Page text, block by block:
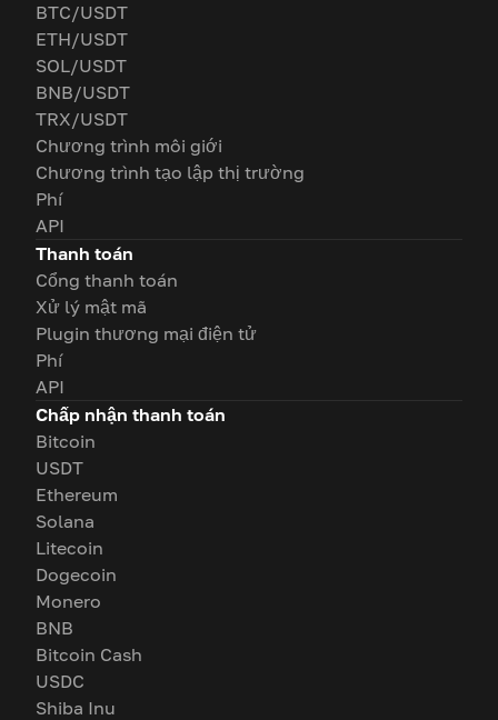
BTC/USDT
ETH/USDT
SOL/USDT
BNB/USDT
TRX/USDT
Chương trình môi giới
Chương trình tạo lập thị trường
Phí
API
Thanh toán
Cổng thanh toán
Xử lý mật mã
Plugin thương mại điện tử
Phí
API
Chấp nhận thanh toán
Bitcoin
USDT
Ethereum
Solana
Litecoin
Dogecoin
Monero
BNB
Bitcoin Cash
USDC
Shiba Inu